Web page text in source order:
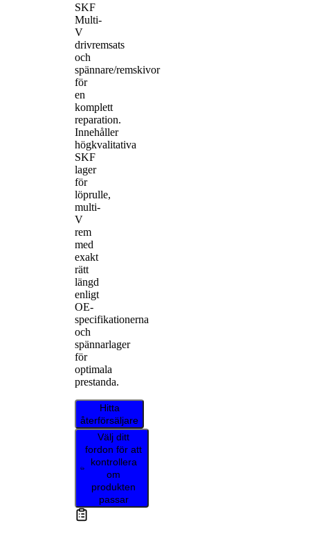
SKF
Multi-
V
drivremsats
och
spännare/remskivor
för
en
komplett
reparation.
Innehåller
högkvalitativa
SKF
lager
för
löprulle,
multi-
V
rem
med
exakt
rätt
längd
enligt
OE-
specifikationerna
och
spännarlager
för
optimala
prestanda.
Hitta
återförsäljare
Välj ditt
fordon för att
kontrollera
om
produkten
passar